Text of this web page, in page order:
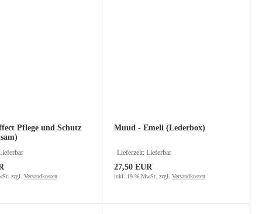
Pflege und Schutz
zzgl. Versandkosten
Muud - Emeli (Lederbox)
Lieferzeit: Lieferbar
27,50 EUR
inkl. 19 % MwSt. zzgl. Versandkosten